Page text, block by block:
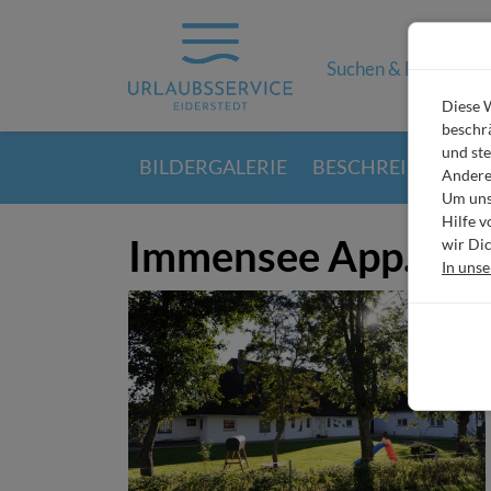
Suchen & Buchen
BILDERGALERIE BESCHREIBUNG
Immensee App. G
Diese
und
Um
Hilfe
wir
In